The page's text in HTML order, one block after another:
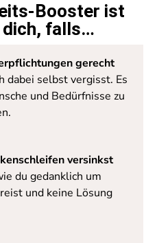
Booster ist
falls…
gerecht
dabei selbst vergisst. Es
und Bedürfnisse zu
versinkst
du gedanklich um
und keine Lösung